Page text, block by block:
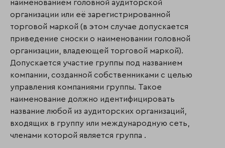
наименованием головной аудиторской
организации или её зарегистрированной
торговой маркой (в этом случае допускается
приведение сноски о наименовании головной
организации, владеющей торговой маркой).
Допускается участие группы под названием
компании, созданной собствен­ни­ками с целью
управления компаниями группы. Такое
наименование должно идентифици­ровать
название любой из аудиторских организаций,
входящих в группу или международную сеть,
членами которой является группа .